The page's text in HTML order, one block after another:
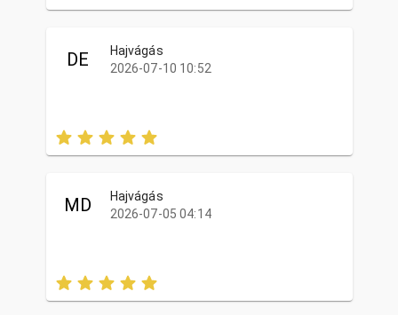
DE
Hajvágás
2026-07-10 10:52
MD
Hajvágás
2026-07-05 04:14